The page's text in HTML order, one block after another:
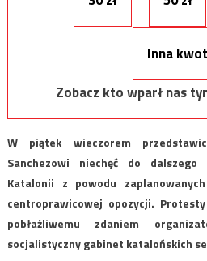
Inna
Zobacz kto wparł nas
W piątek wieczorem
Sanchezowi niechęć do dalszego
Katalonii z powodu
centroprawicowej opozycji.
pobłażliwemu zdaniem
socjalistyczny gabinet katalońskich